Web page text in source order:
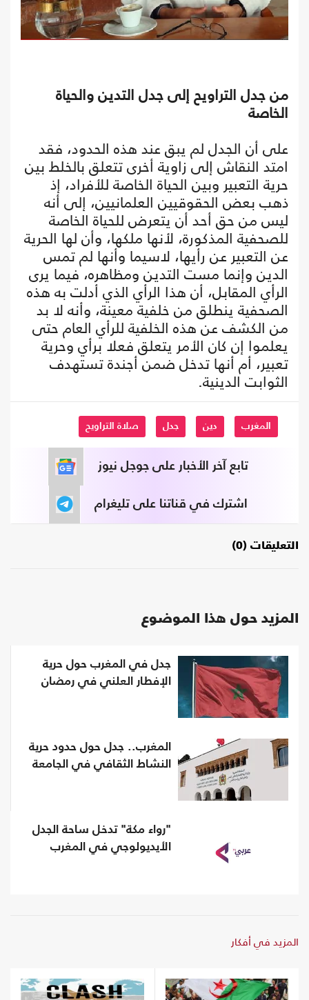
من جدل التراويح إلى جدل التدين والحياة
الخاصة
على أن الجدل لم يبق عند هذه الحدود، فقد
امتد النقاش إلى زاوية أخرى تتعلق بالخلط بين
حرية التعبير وبين الحياة الخاصة للأفراد، إذ
ذهب بعض الحقوقيين العلمانيين، إلى أنه
ليس من حق أحد أن يتعرض للحياة الخاصة
للصحفية المذكورة، لأنها ملكها، وأن لها الحرية
عن التعبير عن رأيها، لاسيما وأنها لم تمس
الدين وإنما مست التدين ومظاهره، فيما يرى
الرأي المقابل، أن هذا الرأي الذي أدلت به هذه
الصحفية ينطلق من خلفية معينة، وأنه لا بد
من الكشف عن هذه الخلفية للرأي العام حتى
يعلموا إن كان الأمر يتعلق فعلا برأي وحرية
تعبير، أم أنها تدخل ضمن أجندة تستهدف
الثوابت الدينية.
المغرب دين جدل صلاة التراويح
تابع آخر الأخبار على جوجل نيوز
اشترك في قناتنا على تليغرام
التعليقات (0)
المزيد حول هذا الموضوع
جدل في المغرب حول حرية
الإفطار العلني في رمضان
المغرب.. جدل حول حدود حرية
النشاط الثقافي في الجامعة
"رواء مكة" تدخل ساحة الجدل
الأيديولوجي في المغرب
المزيد في أفكار